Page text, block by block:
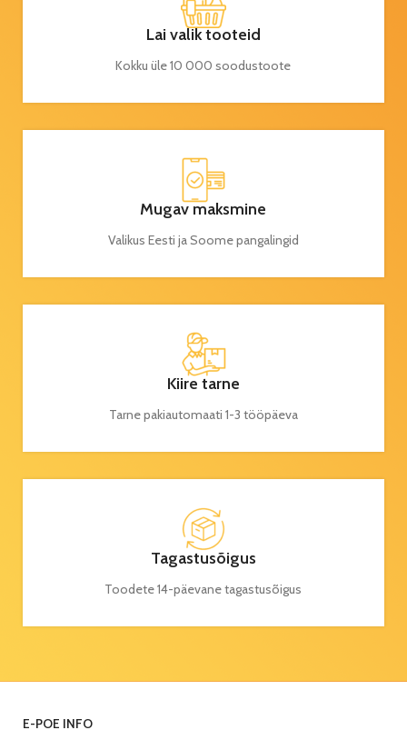
Lai valik tooteid
Kokku üle 10 000 soodustoote
Mugav maksmine
Valikus Eesti ja Soome pangalingid
Kiire tarne
Tarne pakiautomaati 1-3 tööpäeva
Tagastusõigus
Toodete 14-päevane tagastusõigus
E-POE INFO